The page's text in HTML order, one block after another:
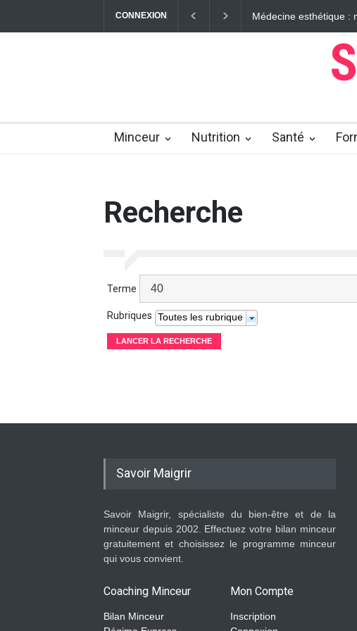
CONNEXION Médecine esthétique :
Minceur Nutrition Santé
Recherche
Terme
Rubriques Toutes les rubriques
Savoir Maigrir
Savoir Maigrir, spécialiste du bien-être et de la
minceur depuis 2002. Effectuez votre bilan minceur
gratuitement et choisissez le programme minceur
qui vous convient.
Coaching Minceur
Bilan Minceur
Mon Compte
Inscription